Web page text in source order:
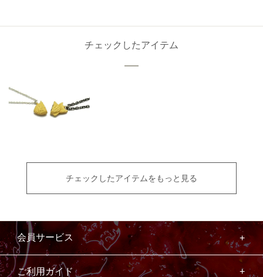
チェックしたアイテム
チェックしたアイテムをもっと見る
会員サービス
ご利用ガイド